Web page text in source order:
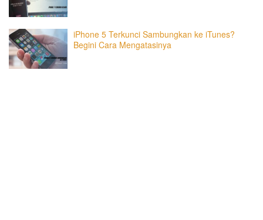
iPhone 5 Terkunci Sambungkan ke iTunes?
Begini Cara Mengatasinya